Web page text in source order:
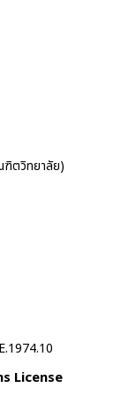
ตวิทยาลัย)
License